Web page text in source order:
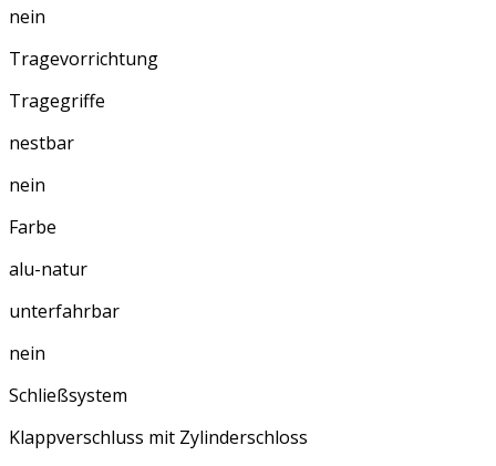
nein
Tragevorrichtung
Tragegriffe
nestbar
nein
Farbe
alu-natur
unterfahrbar
nein
Schließsystem
Klappverschluss mit Zylinderschloss